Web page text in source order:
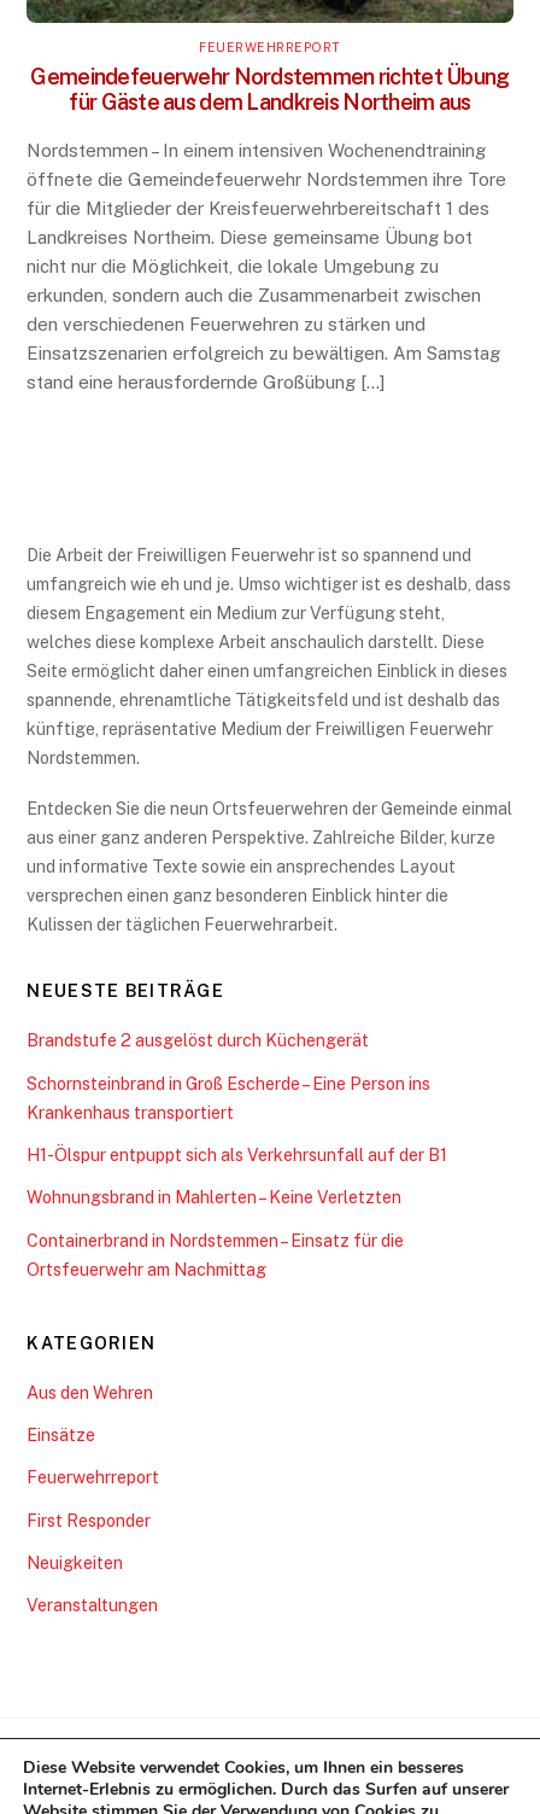
FEUERWEHRREPORT
Gemeindefeuerwehr Nordstemmen richtet Übung
für Gäste aus dem Landkreis Northeim aus
Nordstemmen – In einem intensiven Wochenendtraining
öffnete die Gemeindefeuerwehr Nordstemmen ihre Tore
für die Mitglieder der Kreisfeuerwehrbereitschaft 1 des
Landkreises Northeim. Diese gemeinsame Übung bot
nicht nur die Möglichkeit, die lokale Umgebung zu
erkunden, sondern auch die Zusammenarbeit zwischen
den verschiedenen Feuerwehren zu stärken und
Einsatzszenarien erfolgreich zu bewältigen. Am Samstag
stand eine herausfordernde Großübung […]
Die Arbeit der Freiwilligen Feuerwehr ist so spannend und
umfangreich wie eh und je. Umso wichtiger ist es deshalb, dass
diesem Engagement ein Medium zur Verfügung steht,
welches diese komplexe Arbeit anschaulich darstellt. Diese
Seite ermöglicht daher einen umfangreichen Einblick in dieses
spannende, ehrenamtliche Tätigkeitsfeld und ist deshalb das
künftige, repräsentative Medium der Freiwilligen Feuerwehr
Nordstemmen.
Entdecken Sie die neun Ortsfeuerwehren der Gemeinde einmal
aus einer ganz anderen Perspektive. Zahlreiche Bilder, kurze
und informative Texte sowie ein ansprechendes Layout
versprechen einen ganz besonderen Einblick hinter die
Kulissen der täglichen Feuerwehrarbeit.
NEUESTE BEITRÄGE
Brandstufe 2 ausgelöst durch Küchengerät
Schornsteinbrand in Groß Escherde – Eine Person ins
Krankenhaus transportiert
H1-Ölspur entpuppt sich als Verkehrsunfall auf der B1
Wohnungsbrand in Mahlerten – Keine Verletzten
Containerbrand in Nordstemmen – Einsatz für die
Ortsfeuerwehr am Nachmittag
KATEGORIEN
Aus den Wehren
Einsätze
Feuerwehrreport
First Responder
Neuigkeiten
Veranstaltungen
Gemeindefeuerwehr Nordstemmen
Diese Website verwendet Cookies, um Ihnen ein besseres
Internet-Erlebnis zu ermöglichen. Durch das Surfen auf unserer